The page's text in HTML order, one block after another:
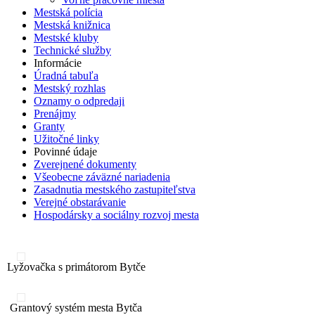
Mestská polícia
Mestská knižnica
Mestské kluby
Technické služby
Informácie
Úradná tabuľa
Mestský rozhlas
Oznamy o odpredaji
Prenájmy
Granty
Užitočné linky
Povinné údaje
Zverejnené dokumenty
Všeobecne záväzné nariadenia
Zasadnutia mestského zastupiteľstva
Verejné obstarávanie
Hospodársky a sociálny rozvoj mesta
Lyžovačka s primátorom Bytče
Grantový systém mesta Bytča